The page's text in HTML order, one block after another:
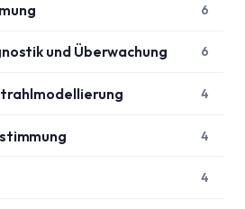
6
und Überwachung 6
4
4
4